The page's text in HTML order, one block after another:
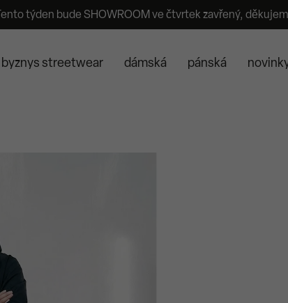
Tento týden bude SHOWROOM ve čtvrtek zavřený,
byznys streetwear dámská pánská